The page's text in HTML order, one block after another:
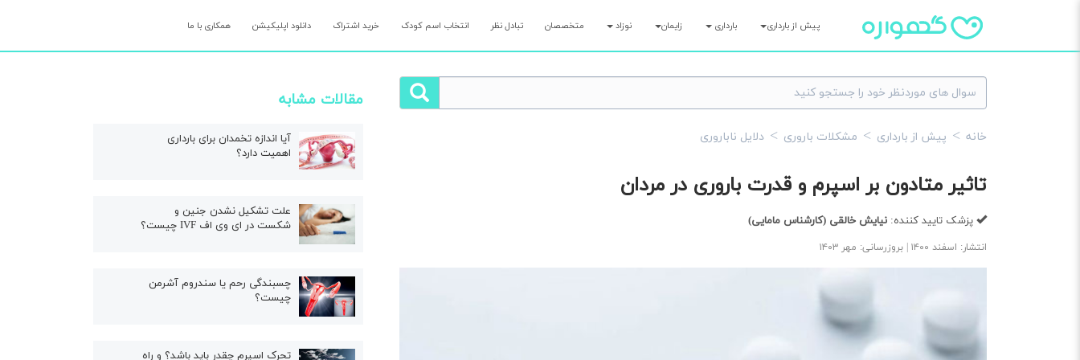
پیش از بارداری بارداری زایمان نوزاد متخصصان تبادل نظر انتخاب اسم کودک خرید اشتراک دانلود اپلیکیشن همکاری با ما
خانه پیش از بارداری مشکلات باروری دلایل ناباروری
تاثیر متادون بر اسپرم و قدرت باروری در مردان
پزشک تایید کننده: نیایش خالقی (کارشناس مامایی)
انتشار: اسفند ۱۴۰۰ | بروزرسانی: مهر ۱۴۰۳
مقالات مشابه
آیا اندازه تخمدان برای بارداری
اهمیت دارد؟
علت تشکیل نشدن جنین و
شکست در ای وی اف IVF چیست؟
چسبندگی رحم یا سندروم آشرمن
چیست؟
تحرک اسپرم چقدر باید باشد؟ و راه